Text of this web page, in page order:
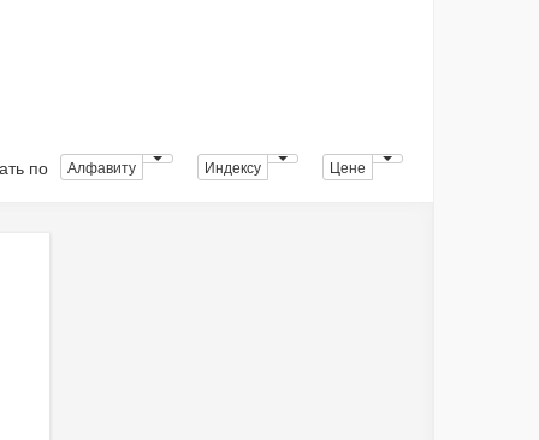
по Алфавиту Индексу Цене